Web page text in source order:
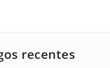
recentes